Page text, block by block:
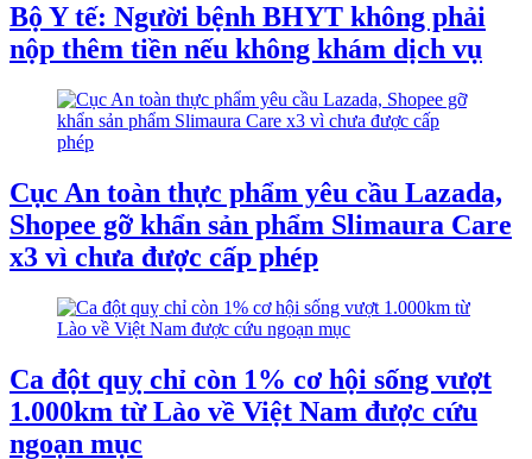
Bộ Y tế: Người bệnh BHYT không phải
nộp thêm tiền nếu không khám dịch vụ
Cục An toàn thực phẩm yêu cầu Lazada,
Shopee gỡ khẩn sản phẩm Slimaura Care
x3 vì chưa được cấp phép
Ca đột quỵ chỉ còn 1% cơ hội sống vượt
1.000km từ Lào về Việt Nam được cứu
ngoạn mục